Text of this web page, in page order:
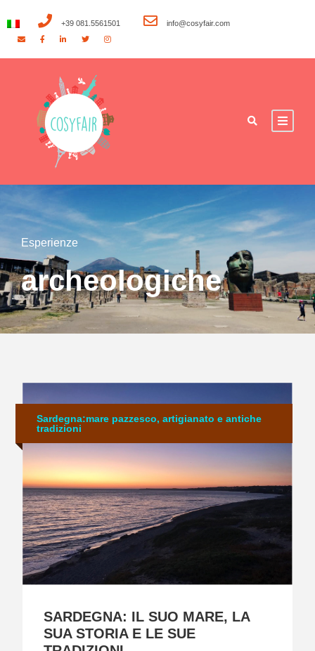
+39 081.5561501 info@cosyfair.com
Esperienze
archeologiche
Sardegna:mare pazzesco, artigianato e antiche
tradizioni
SARDEGNA: IL SUO MARE, LA
SUA STORIA E LE SUE